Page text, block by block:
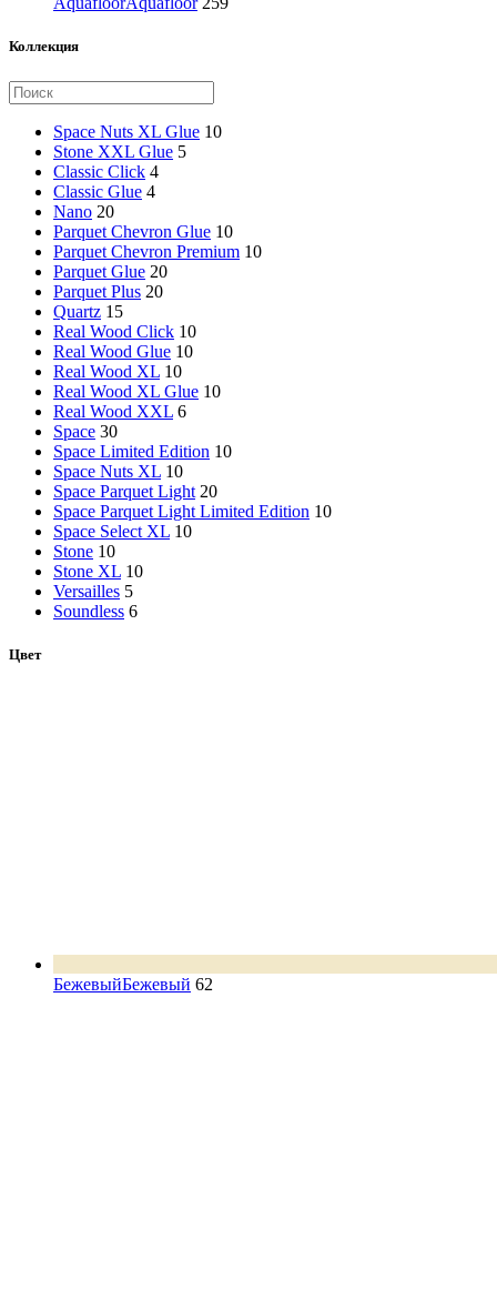
Коллекция
Space Nuts XL Glue 10
Stone XXL Glue 5
Classic Click 4
Classic Glue 4
Nano 20
Parquet Chevron Glue 10
Parquet Chevron Premium 10
Parquet Glue 20
Parquet Plus 20
Quartz 15
Real Wood Click 10
Real Wood Glue 10
Real Wood XL 10
Real Wood XL Glue 10
Real Wood XXL 6
Space 30
Space Limited Edition 10
Space Nuts XL 10
Space Parquet Light 20
Space Parquet Light Limited Edition 10
Space Select XL 10
Stone 10
Stone XL 10
Versailles 5
Soundless 6
Цвет
БежевыйБежевый 62